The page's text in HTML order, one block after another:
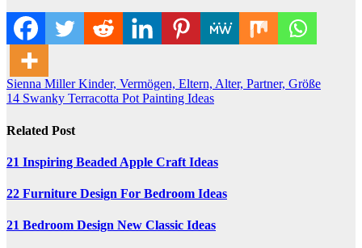
Post
navigation
Sienna Miller Kinder, Vermögen, Eltern, Alter, Partner, Größe
14 Swanky Terracotta Pot Painting Ideas
Related Post
21 Inspiring Beaded Apple Craft Ideas
22 Furniture Design For Bedroom Ideas
21 Bedroom Design New Classic Ideas